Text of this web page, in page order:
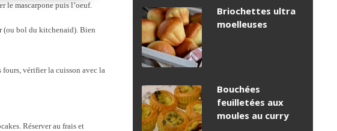
le mascarpone puis l’oeuf.
(ou bol du kitchenaid). Bien
fours, vérifier la cuisson avec la
Réserver au frais et
Briochettes ultra
moelleuses
Bouchées
feuilletées aux
moules au curry